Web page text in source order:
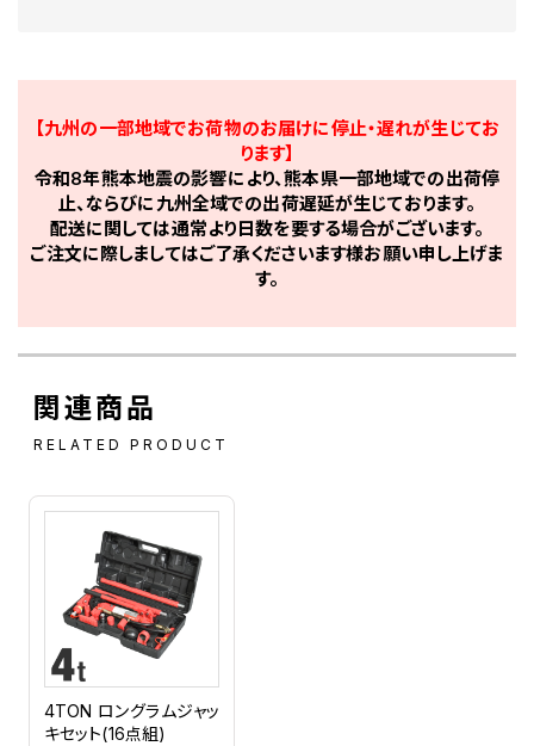
【九州の一部地域でお荷物のお届けに停止・遅れが生じてお
ります】
令和8年熊本地震の影響により、熊本県一部地域での出荷停
止、ならびに九州全域での出荷遅延が生じております。
配送に関しては通常より日数を要する場合がございます。
ご注文に際しましてはご了承くださいます様お願い申し上げま
す。
関連商品
RELATED PRODUCT
4TON ロングラムジャッ
キセット(16点組)